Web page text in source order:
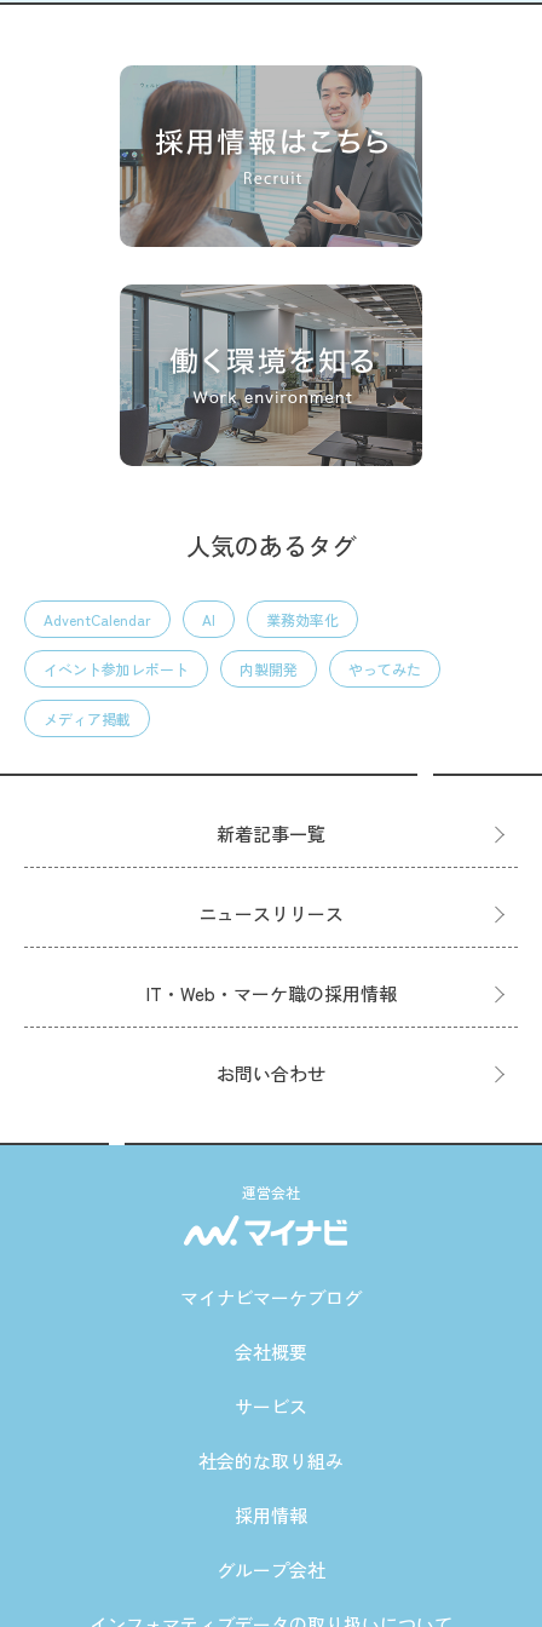
人気のあるタグ
AdventCalendar AI 業務効率化
イベント参加レポート 内製開発 やってみた
メディア掲載
新着記事一覧
ニュースリリース
IT・Web・マーケ職の採用情報
お問い合わせ
運営会社
マイナビマーケブログ
会社概要
サービス
社会的な取り組み
採用情報
グループ会社